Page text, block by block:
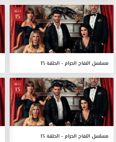
حلقة
15
مسلسل التفاح الحرام - الحلقة 15
حلقة
13
مسلسل التفاح الحرام - الحلقة 13